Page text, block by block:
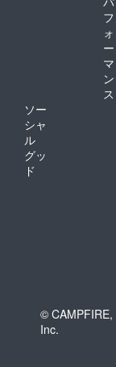
フ
ォ
ー
マ
ン
ス
ソー
シャ
ル
グッ
ド
© CAMPFIRE,
Inc.